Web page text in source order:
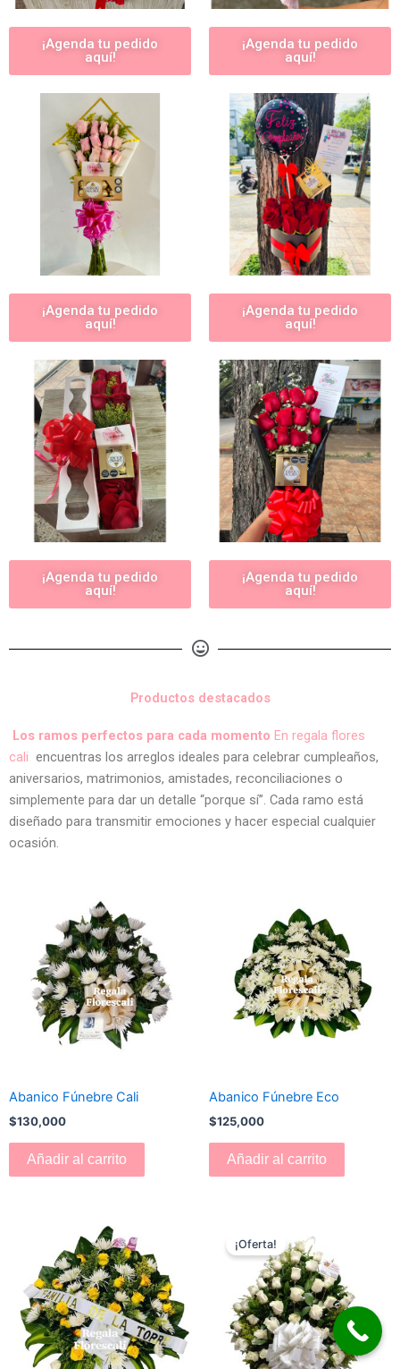
¡Agenda tu pedido
aquí!
¡Agenda tu pedido
aquí!
¡Agenda tu pedido
aquí!
¡Agenda tu pedido
aquí!
¡Agenda tu pedido
aquí!
¡Agenda tu pedido
aquí!
Productos destacados
Los ramos perfectos para cada momento En regala flores
cali encuentras los arreglos ideales para celebrar cumpleaños,
aniversarios, matrimonios, amistades, reconciliaciones o
simplemente para dar un detalle “porque sí”. Cada ramo está
diseñado para transmitir emociones y hacer especial cualquier
ocasión.
Abanico Fúnebre Cali
$130,000
Añadir al carrito
Abanico Fúnebre Eco
$125,000
Añadir al carrito
¡Oferta!precio
original
era:
$180,000.
es:
$170,000.